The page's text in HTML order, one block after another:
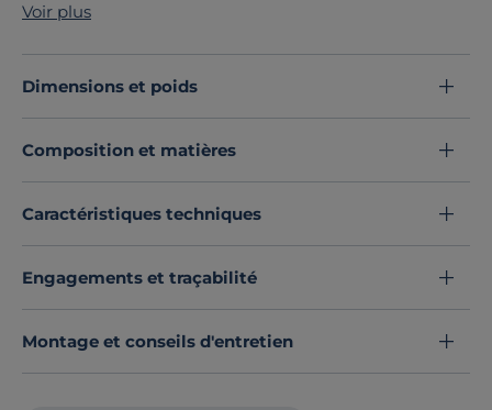
confort et longévité.
Déclinée dans unepalette de couleurs délicates et
plusieurs formats , elle s’adapte à tous les styles de
Laissez-vous séduire par le charme de la percale de
coton et offrez à votre lit une touche de raffinement
tout en douceur.
Voir plus
Dimensions et poids
Composition et matières
Caractéristiques techniques
Engagements et traçabilité
Montage et conseils d'entretien